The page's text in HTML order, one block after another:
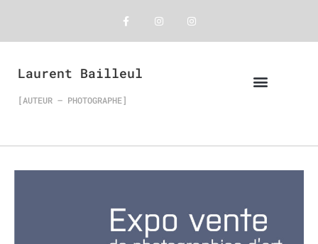
Laurent Bailleul
[AUTEUR – PHOTOGRAPHE]